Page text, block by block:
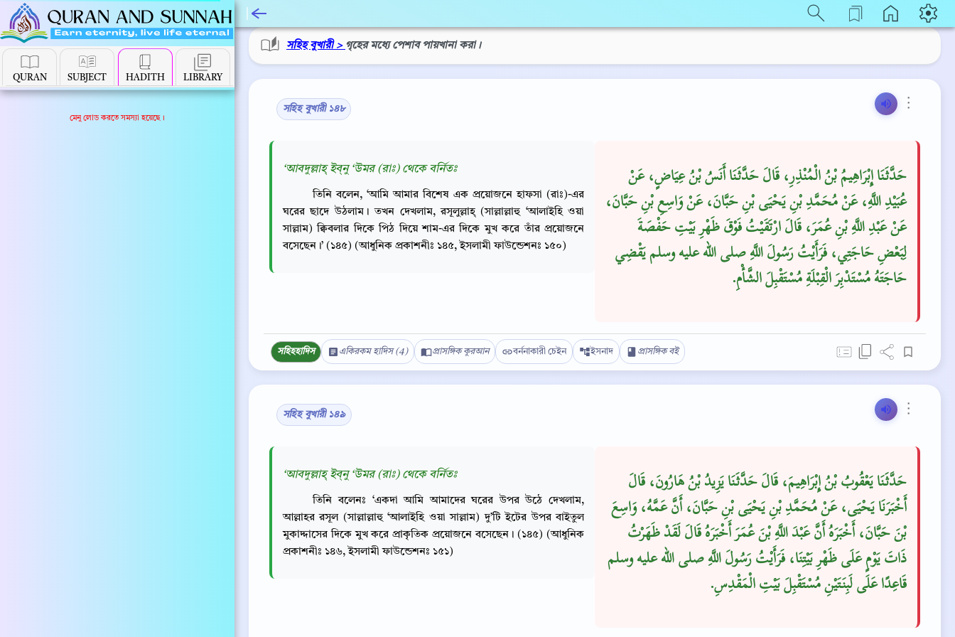
QURAN SUBJECT HADITH LIBRARY
মেনু লোড করতে সমস্যা হয়েছে।
সহিহ বুখারী > গৃহের মধ্যে পেশাব পায়খানা করা।
⋮
সহিহ বুখারী ১৪৮
حَدَّثَنَا إِبْرَاهِيمُ بْنُ الْمُنْذِرِ، قَالَ حَدَّثَنَا أَنَسُ بْنُ عِيَاضٍ، عَنْ
عُبَيْدِ اللَّهِ، عَنْ مُحَمَّدِ بْنِ يَحْيَى بْنِ حَبَّانَ، عَنْ وَاسِعِ بْنِ حَبَّانَ،
عَنْ عَبْدِ اللَّهِ بْنِ عُمَرَ، قَالَ ارْتَقَيْتُ فَوْقَ ظَهْرِ بَيْتِ حَفْصَةَ
لِبَعْضِ حَاجَتِي، فَرَأَيْتُ رَسُولَ اللَّهِ صلى الله عليه وسلم يَقْضِي
حَاجَتَهُ مُسْتَدْبِرَ الْقِبْلَةِ مُسْتَقْبِلَ الشَّأْمِ‏.‏
‘আবদুল্লাহ্ ইব্‌নু ‘উমর (রাঃ) থেকে বর্নিতঃ
তিনি বলেন, ‘আমি আমার বিশেষ এক প্রয়োজনে হাফসা (রাঃ)-এর
ঘরের ছাদে উঠলাম। তখন দেখলাম, রসূলুল্লাহ্ (সাল্লাল্লাহু ‘আলাইহি ওয়া
সাল্লাম) ক্বিবলার দিকে পিঠ দিয়ে শাম-এর দিকে মুখ করে তাঁর প্রয়োজনে
বসেছেন।’ (১৪৫) (আধুনিক প্রকাশনীঃ ১৪৫, ইসলামী ফাউন্ডেশনঃ ১৫০)
সহিহহাদিস একিরকম হাদিস (4) প্রাসঙ্গিক কুরআন বর্ননাকারী চেইন ইসনাদ প্রাসঙ্গিক বই
⋮
সহিহ বুখারী ১৪৯
حَدَّثَنَا يَعْقُوبُ بْنُ إِبْرَاهِيمَ، قَالَ حَدَّثَنَا يَزِيدُ بْنُ هَارُونَ، قَالَ
أَخْبَرَنَا يَحْيَى، عَنْ مُحَمَّدِ بْنِ يَحْيَى بْنِ حَبَّانَ، أَنَّ عَمَّهُ، وَاسِعَ
بْنَ حَبَّانَ، أَخْبَرَهُ أَنَّ عَبْدَ اللَّهِ بْنَ عُمَرَ أَخْبَرَهُ قَالَ لَقَدْ ظَهَرْتُ
ذَاتَ يَوْمٍ عَلَى ظَهْرِ بَيْتِنَا، فَرَأَيْتُ رَسُولَ اللَّهِ صلى الله عليه وسلم
قَاعِدًا عَلَى لَبِنَتَيْنِ مُسْتَقْبِلَ بَيْتِ الْمَقْدِسِ‏.‏
‘আবদুল্লাহ্ ইব্‌নু ‘উমর (রাঃ) থেকে বর্নিতঃ
তিনি বলেনঃ ‘একদা আমি আমাদের ঘরের উপর উঠে দেখলাম,
আল্লাহর রসূল (সাল্লাল্লাহু ‘আলাইহি ওয়া সাল্লাম) দু’টি ইটের উপর বাইতুল
মুকাদ্দাসের দিকে মুখ করে প্রাকৃতিক প্রয়োজনে বসেছেন। (১৪৫) (আধুনিক
প্রকাশনীঃ ১৪৬, ইসলামী ফাউন্ডেশনঃ ১৫১)